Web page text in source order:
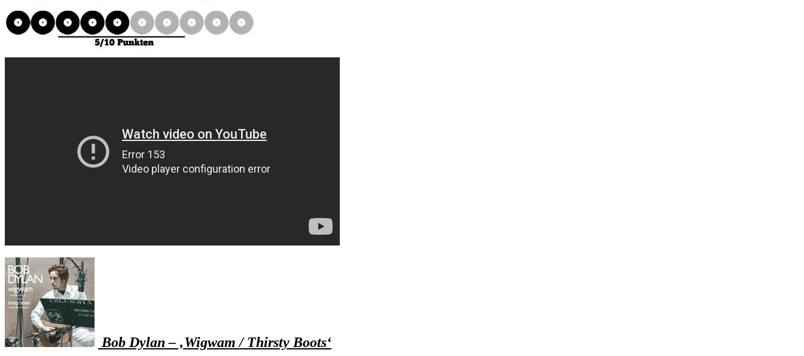
Bob Dylan – ‚Wigwam / Thirsty Boots‘